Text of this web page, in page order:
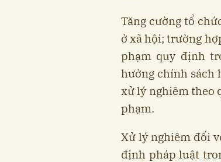
Tăng cường tổ
ở xã hội; trường
phạm quy định
hưởng chính sách
xử lý nghiêm theo
phạm.
Xử lý nghiêm đối
định pháp luật